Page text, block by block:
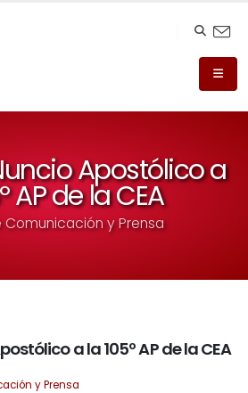
Apostólico a
AP de la CEA
Comunicación y Prensa
a la 105º AP de la CEA
y Prensa